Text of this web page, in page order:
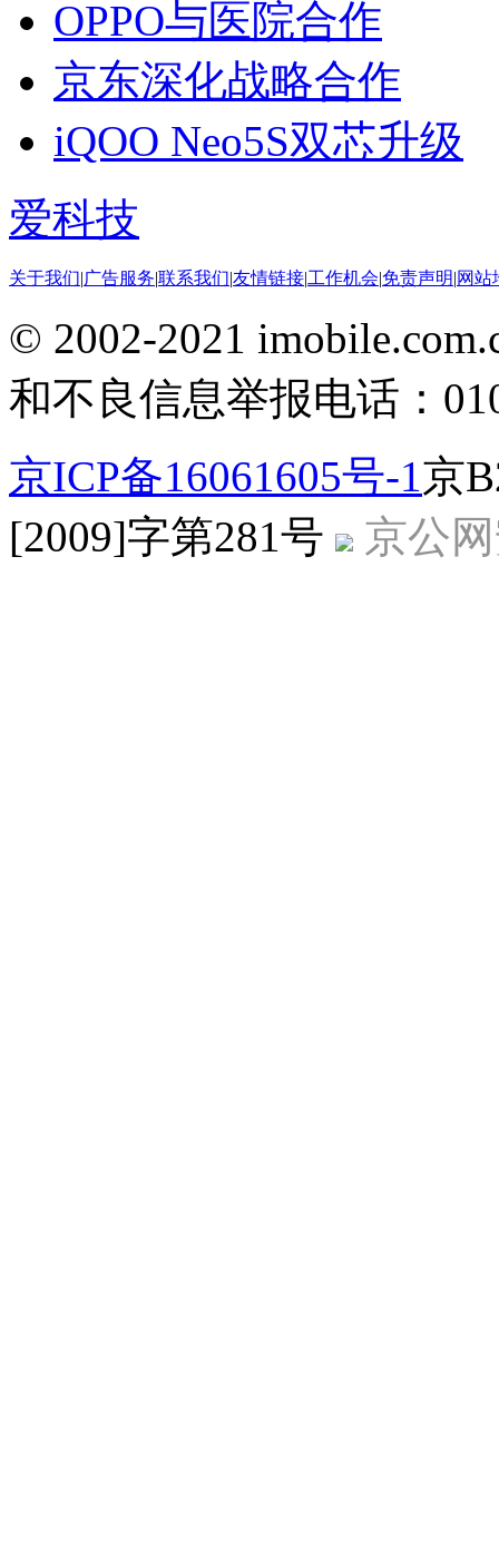
OPPO与医院合作
京东深化战略合作
iQOO Neo5S双芯升级
爱科技
关于我们|广告服务|联系我们|友情链接|工作机会|免责声明|网站
© 2002-2021
和不良信息举报电话：
京ICP备16061605号-1 京
[2009]字第281号
京公